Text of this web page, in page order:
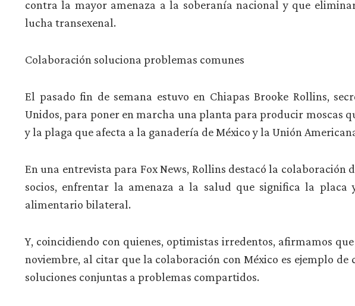
contra la mayor amenaza a la soberanía nacional y que
lucha transexenal.
Colaboración soluciona problemas comunes
El pasado fin de semana estuvo en Chiapas Brooke Rollins,
Unidos, para poner en marcha una planta para producir moscas
y la plaga que afecta a la ganadería de México y la Unión
En una entrevista para Fox News, Rollins destacó la colaboración
socios, enfrentar la amenaza a la salud que significa la placa
alimentario bilateral.
Y, coincidiendo con quienes, optimistas irredentos, afirmamos
noviembre, al citar que la colaboración con México es ejemplo de
soluciones conjuntas a problemas compartidos.